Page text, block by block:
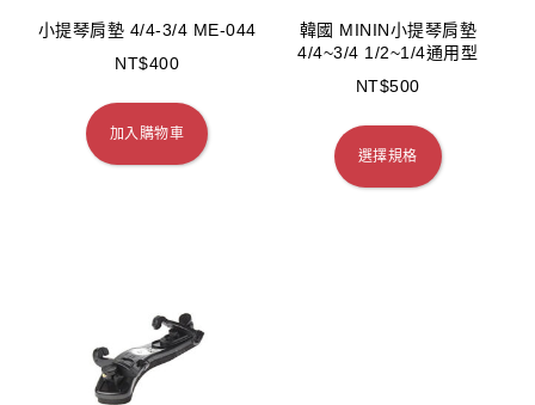
小提琴肩墊 4/4-3/4 ME-044
NT$400
加入購物車
韓國 MININ小提琴肩墊
4/4~3/4 1/2~1/4通用型
NT$500
選擇規格